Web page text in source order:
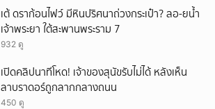
เต้ ดราก้อนไฟว์ มีหินปริศนาถ่วงกระเป๋า? ลอ-ยน้ำ
เจ้าพระยา ใต้สะพานพระราม 7
932 ดู
เปิดคลิปนาทีโหด! เจ้าของสุนัขรับไม่ได้ หลังเห็น
ลาบราดอร์ถูกลากกลางถนน
450 ดู